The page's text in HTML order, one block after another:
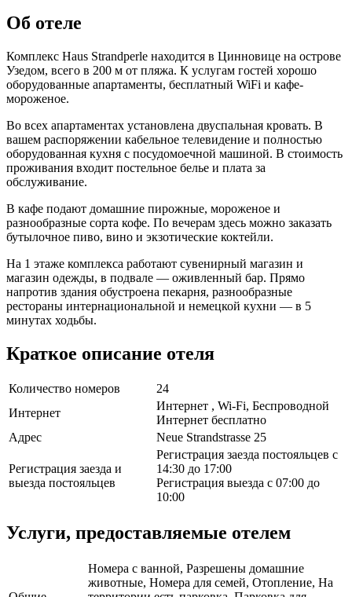
Об отеле
Комплекс Haus Strandperle находится в Цинновице на острове
Узедом, всего в 200 м от пляжа. К услугам гостей хорошо
оборудованные апартаменты, бесплатный WiFi и кафе-
мороженое.
Во всех апартаментах установлена двуспальная кровать. В
вашем распоряжении кабельное телевидение и полностью
оборудованная кухня с посудомоечной машиной. В стоимость
проживания входит постельное белье и плата за
обслуживание.
В кафе подают домашние пирожные, мороженое и
разнообразные сорта кофе. По вечерам здесь можно заказать
бутылочное пиво, вино и экзотические коктейли.
На 1 этаже комплекса работают сувенирный магазин и
магазин одежды, в подвале — оживленный бар. Прямо
напротив здания обустроена пекарня, разнообразные
рестораны интернациональной и немецкой кухни — в 5
минутах ходьбы.
Краткое описание отеля
Количество номеров
24
Интернет
Интернет , Wi-Fi, Беспроводной
Интернет бесплатно
Адрес
Neue Strandstrasse 25
Регистрация заезда и
выезда постояльцев
Регистрация заезда постояльцев с
14:30 до 17:00
Регистрация выезда с 07:00 до
10:00
Услуги, предоставляемые отелем
Номера с ванной, Разрешены домашние
животные, Номера для семей, Отопление, На